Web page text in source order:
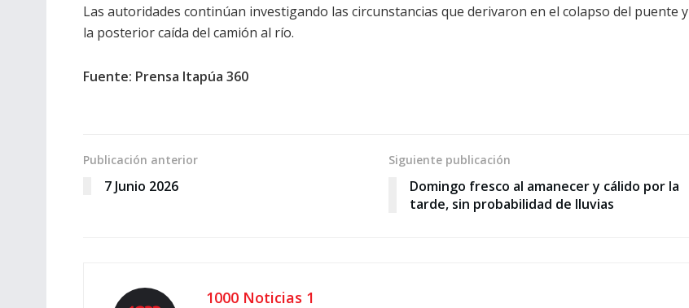
Las autoridades continúan investigando las circunstancias que derivaron en el colapso del puente y
la posterior caída del camión al río.
Fuente: Prensa Itapúa 360
Publicación anterior
7 Junio 2026
Siguiente publicación
Domingo fresco al amanecer y cálido por la
tarde, sin probabilidad de lluvias
1000 Noticias 1